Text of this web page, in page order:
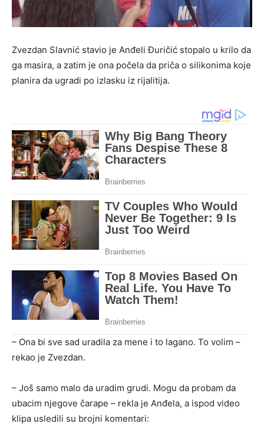
Zvezdan Slavnić stavio je Anđeli Đuričić stopalo u krilo da
ga masira, a zatim je ona počela da priča o silikonima koje
planira da ugradi po izlasku iz rijalitija.
– Ona bi sve sad uradila za mene i to lagano. To volim –
rekao je Zvezdan.
– Još samo malo da uradim grudi. Mogu da probam da
ubacim njegove čarape – rekla je Anđela, a ispod video
klipa usledili su brojni komentari: